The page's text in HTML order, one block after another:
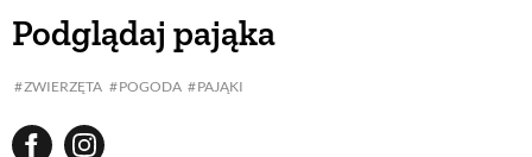
Podglądaj pająka
ZWIERZĘTA POGODA PAJĄKI